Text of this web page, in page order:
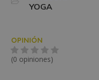
YOGA
OPINIÓN
(0 opiniones)